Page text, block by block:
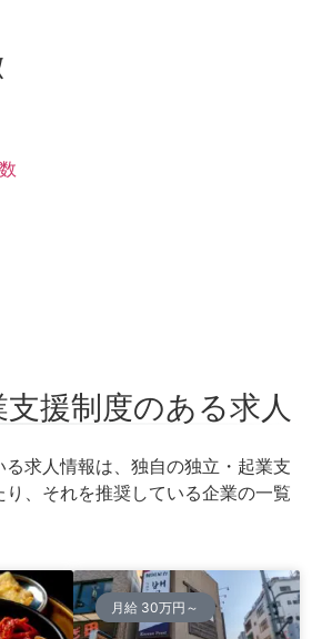
援制度のある求人
求人情報は、独自の独立・起業支
、それを推奨している企業の一覧
月給 30万円～